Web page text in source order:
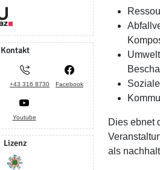
Kontakt
+43 316 8730 Facebook
Youtube
Lizenz
Dies ebnet
als